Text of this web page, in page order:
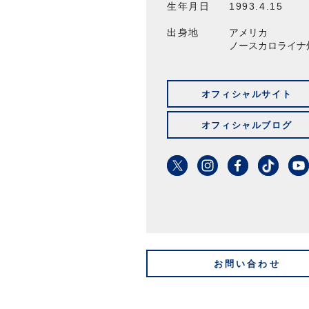
生年月日 1993.4.15
出身地
アメリカ
ノースカロライナ
オフィシャルサイト
オフィシャルブログ
お問い合わせ